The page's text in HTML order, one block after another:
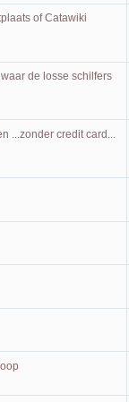
of Catawiki
de losse schilfers
...zonder credit card...